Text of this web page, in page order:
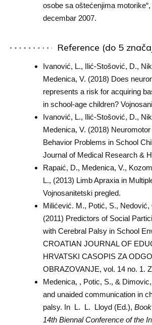
osobe sa oštećenjima
decembar 2007.
Reference (do 5
Ivanović, L., Ilić-Stošović, D.,
Medenica, V. (2018) Does
represents a risk for acquiring
in school-age children?
Ivanović, L., Ilić-Stošović, D.,
Medenica, V. (2018)
Behavior Problems in School
Journal of Medical Research &
Rapaić, D., Medenica, V.,
L., (2013) Limb Apraxia in
Vojnosanitetski pregled.
Milićević. M., Potić, S., Nedović,
(2011) Predictors of Social
with Cerebral Palsy in School
CROATIAN JOURNAL OF
HRVATSKI CASOPIS ZA
OBRAZOVANJE, vol. 14 no. 1.
Medenica, , Potic, S., &
and unaided communication in
palsy. In L. L. Lloyd (Ed.),
14th Biennal Conference of the